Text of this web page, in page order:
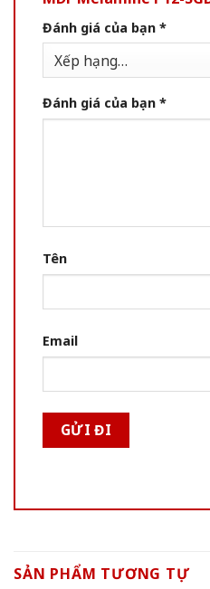
Đánh giá của bạn *
Đánh giá của bạn *
Tên
Email
SẢN PHẨM TƯƠNG TỰ